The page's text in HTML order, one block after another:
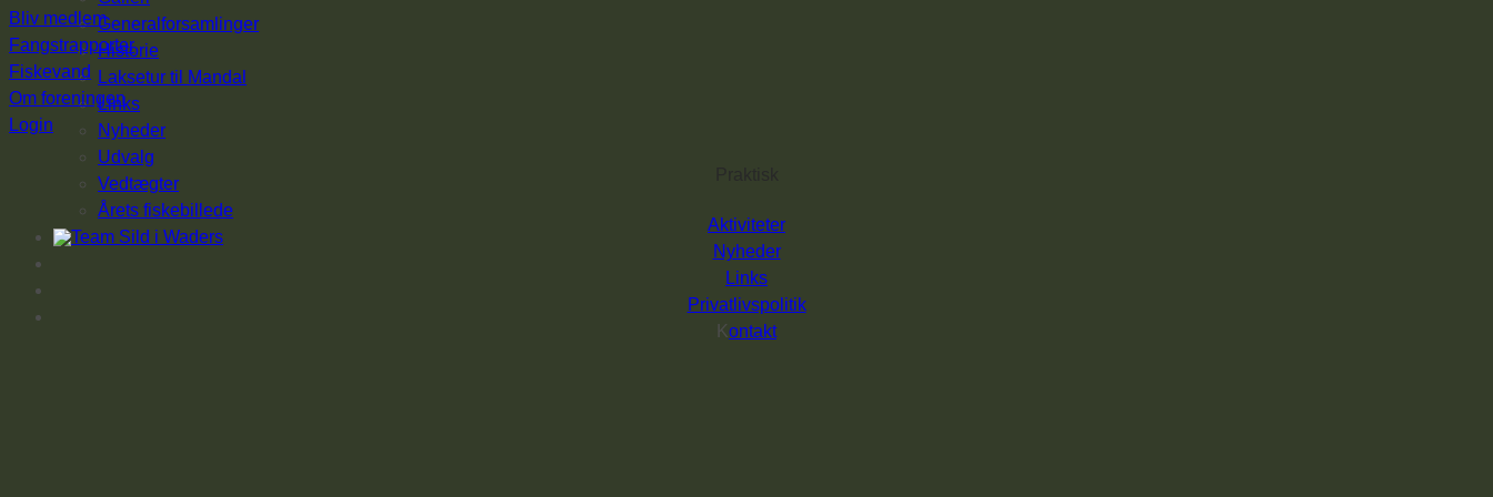
Generalforsamlinger
Historie
Laksetur til Mandal
Links
Nyheder
Udvalg
Vedtægter
Årets fiskebillede
Bliv medlem
Fangstrapporter
Fiskevand
Om foreningen
Login
Aktiviteter
Nyheder
Links
Privatlivspolitik
Kontakt